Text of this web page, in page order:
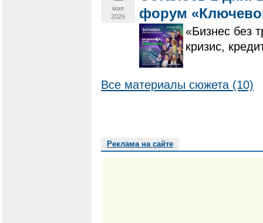
мая
2026
форум
«Бизнес без
кризис,
Все материалы сюжета (10)
Реклама на сайте